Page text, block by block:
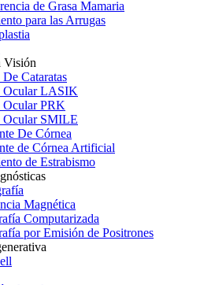
de Grasa Mamaria
para las Arrugas
Visión
Cataratas
Ocular LASIK
Ocular PRK
Ocular SMILE
De Córnea
de Córnea Artificial
de Estrabismo
Magnética
Computarizada
por Emisión de Positrones